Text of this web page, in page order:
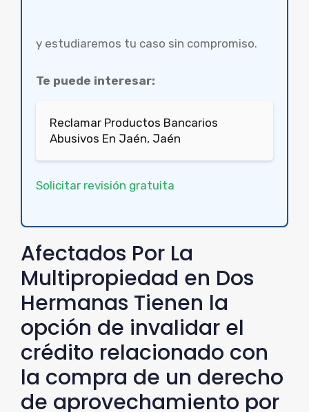
y estudiaremos tu caso sin compromiso.
Te puede interesar:
Reclamar Productos Bancarios
Abusivos En Jaén, Jaén
Solicitar revisión gratuita
Afectados Por La
Multipropiedad en Dos
Hermanas Tienen la
opción de invalidar el
crédito relacionado con
la compra de un derecho
de aprovechamiento por